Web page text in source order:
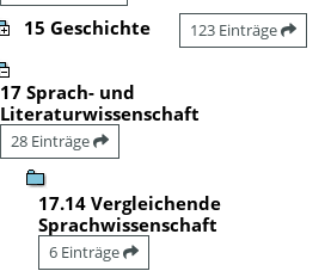
15 Geschichte 123 Einträge
17 Sprach- und
Literaturwissenschaft
28 Einträge
17.14 Vergleichende
Sprachwissenschaft
6 Einträge